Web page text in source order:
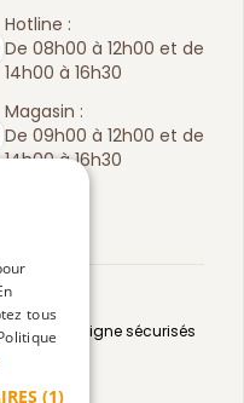
Hotline :
De 08h00 à 12h00 et de
14h00 à 16h30
Magasin :
De 09h00 à 12h00 et de
14h00 à 16h30
en ligne sécurisés
tous
(1)